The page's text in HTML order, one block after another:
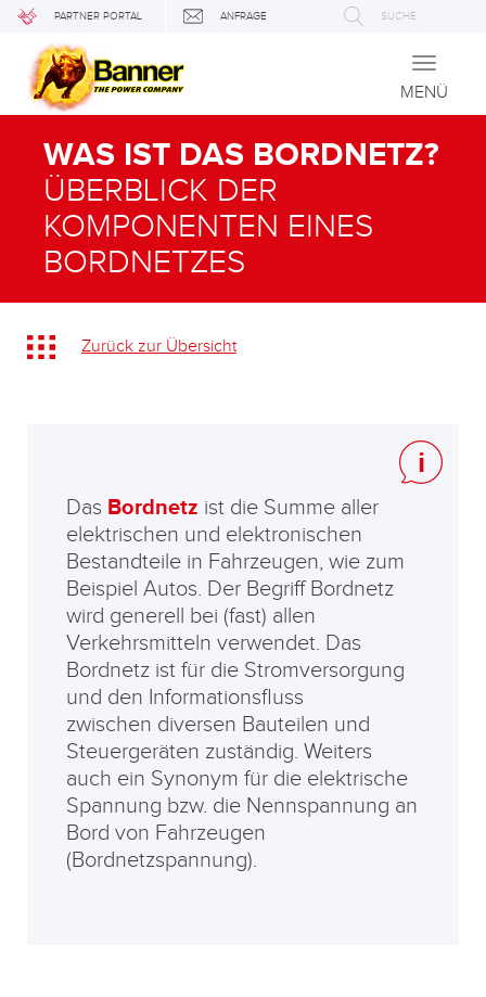
PARTNER PORTAL ANFRAGE SUCHE
Toggle
MENÜ
WAS IST DAS BORDNETZ?
ÜBERBLICK DER
KOMPONENTEN EINES
BORDNETZES
Zurück zur Übersicht
Das Bordnetz ist die Summe aller
elektrischen und elektronischen
Bestandteile in Fahrzeugen, wie zum
Beispiel Autos. Der Begriff Bordnetz
wird generell bei (fast) allen
Verkehrsmitteln verwendet. Das
Bordnetz ist für die Stromversorgung
und den Informationsfluss
zwischen diversen Bauteilen und
Steuergeräten zuständig. Weiters
auch ein Synonym für die elektrische
Spannung bzw. die Nennspannung an
Bord von Fahrzeugen
(Bordnetzspannung).